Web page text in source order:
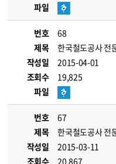
파일
번호
68
제목
한국철도공사 전
작성일
2015-04-01
조회수
19,825
파일
번호
67
제목
한국철도공사 전
작성일
2015-03-11
조회수
20,867